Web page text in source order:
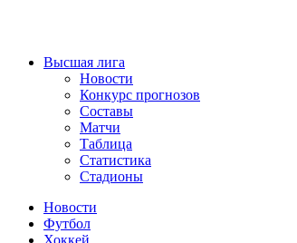
Высшая лига
Новости
Конкурс прогнозов
Составы
Матчи
Таблица
Статистика
Стадионы
Новости
Футбол
Хоккей